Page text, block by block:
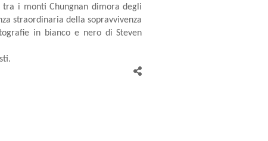
i monti Chungnan dimora degli
straordinaria della sopravvivenza
in bianco e nero di Steven